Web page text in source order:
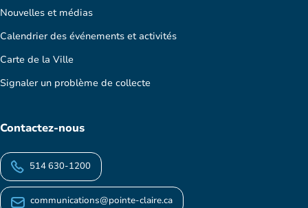
Nouvelles et médias
Calendrier des événements et activités
Carte de la Ville
Signaler un problème de collecte
Contactez-nous
514 630-1200
communications@pointe-claire.ca